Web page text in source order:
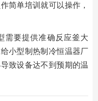
简单培训就可以操作，
需要提供准确反应釜大
小型制热制冷恒温器厂
致设备达不到预期的温